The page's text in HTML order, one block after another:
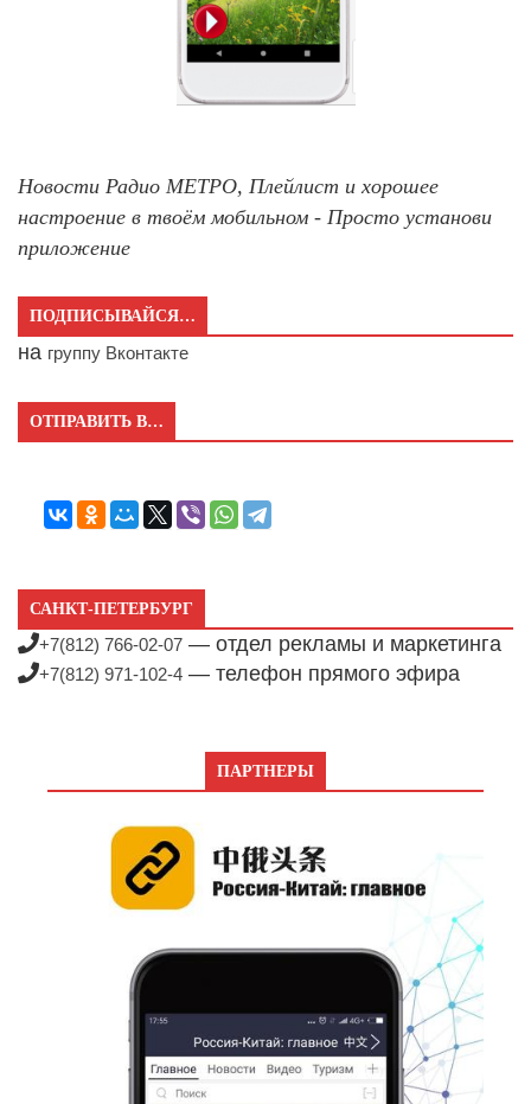
Новости Радио МЕТРО, Плейлист и хорошее
настроение в твоём мобильном - Просто установи
приложение
ПОДПИСЫВАЙСЯ…
на группу Вконтакте
ОТПРАВИТЬ В…
САНКТ-ПЕТЕРБУРГ
+7(812) 766-02-07 — отдел рекламы и маркетинга
+7(812) 971-102-4 — телефон прямого эфира
ПАРТНЕРЫ